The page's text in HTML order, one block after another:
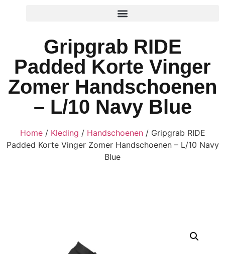
Gripgrab RIDE
Padded Korte Vinger
Zomer Handschoenen
– L/10 Navy Blue
Home/ Kleding / Handschoenen/ Gripgrab RIDE
Padded Korte Vinger Zomer Handschoenen – L/10 Navy
Blue